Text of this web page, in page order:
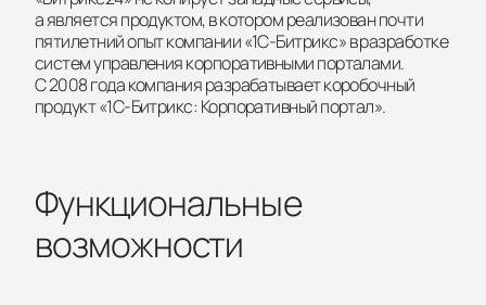
а является продуктом, в котором реализован почти
пятилетний опыт компании«1С-Битрикс»в разработке
систем управления корпоративными порталами.
C 2008 года компания разрабатывает коробочный
продукт «1С-Битрикс: Корпоративный портал».
Функциональные
возможности